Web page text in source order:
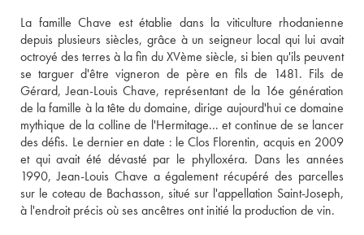
La famille Chave est établie dans la viticulture rhodanienne
depuis plusieurs siècles, grâce à un seigneur local qui lui avait
octroyé des terres à la fin du XVème siècle, si bien qu'ils peuvent
se targuer d'être vigneron de père en fils de 1481. Fils de
Gérard, Jean-Louis Chave, représentant de la 16e génération
de la famille à la tête du domaine, dirige aujourd'hui ce domaine
mythique de la colline de l'Hermitage... et continue de se lancer
des défis. Le dernier en date : le Clos Florentin, acquis en 2009
et qui avait été dévasté par le phylloxéra. Dans les années
1990, Jean-Louis Chave a également récupéré des parcelles
sur le coteau de Bachasson, situé sur l'appellation Saint-Joseph,
à l'endroit précis où ses ancêtres ont initié la production de vin.